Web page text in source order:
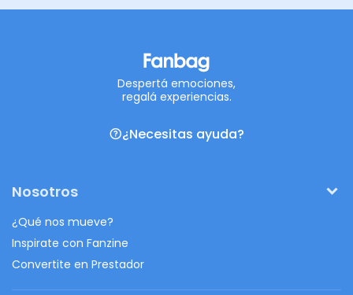
Despertá emociones,
regalá experiencias.
¿Necesitas ayuda?
Nosotros
¿Qué nos mueve?
Inspirate con Fanzine
Convertite en Prestador